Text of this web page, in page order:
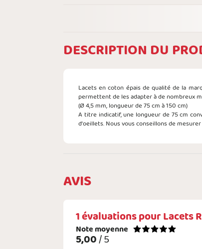
DESCRIPTION DU
Lacets en coton épais de qualité de la
permettent de les adapter à de nombreux
(Ø 4,5 mm, longueur de 75 cm à 150 cm)
A titre indicatif, une longueur de 75 cm
d'oeillets. Nous vous conseillons de
AVIS
1évaluations pourLacets
Note moyenne
5,00/ 5